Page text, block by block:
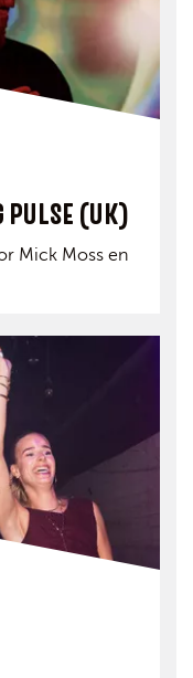
PULSE (UK)
Mick Moss en